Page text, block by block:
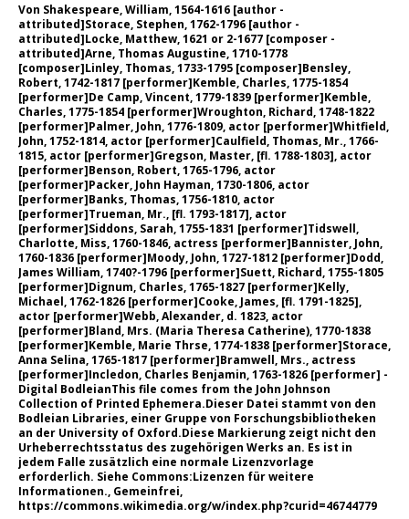
Von Shakespeare, William, 1564-1616 [author -
attributed]Storace, Stephen, 1762-1796 [author -
attributed]Locke, Matthew, 1621 or 2-1677 [composer -
attributed]Arne, Thomas Augustine, 1710-1778
[composer]Linley, Thomas, 1733-1795 [composer]Bensley,
Robert, 1742-1817 [performer]Kemble, Charles, 1775-1854
[performer]De Camp, Vincent, 1779-1839 [performer]Kemble,
Charles, 1775-1854 [performer]Wroughton, Richard, 1748-1822
[performer]Palmer, John, 1776-1809, actor [performer]Whitfield,
John, 1752-1814, actor [performer]Caulfield, Thomas, Mr., 1766-
1815, actor [performer]Gregson, Master, [fl. 1788-1803], actor
[performer]Benson, Robert, 1765-1796, actor
[performer]Packer, John Hayman, 1730-1806, actor
[performer]Banks, Thomas, 1756-1810, actor
[performer]Trueman, Mr., [fl. 1793-1817], actor
[performer]Siddons, Sarah, 1755-1831 [performer]Tidswell,
Charlotte, Miss, 1760-1846, actress [performer]Bannister, John,
1760-1836 [performer]Moody, John, 1727-1812 [performer]Dodd,
James William, 1740?-1796 [performer]Suett, Richard, 1755-1805
[performer]Dignum, Charles, 1765-1827 [performer]Kelly,
Michael, 1762-1826 [performer]Cooke, James, [fl. 1791-1825],
actor [performer]Webb, Alexander, d. 1823, actor
[performer]Bland, Mrs. (Maria Theresa Catherine), 1770-1838
[performer]Kemble, Marie Thrse, 1774-1838 [performer]Storace,
Anna Selina, 1765-1817 [performer]Bramwell, Mrs., actress
[performer]Incledon, Charles Benjamin, 1763-1826 [performer] -
Digital BodleianThis file comes from the John Johnson
Collection of Printed Ephemera.Dieser Datei stammt von den
Bodleian Libraries, einer Gruppe von Forschungsbibliotheken
an der University of Oxford.Diese Markierung zeigt nicht den
Urheberrechtsstatus des zugehörigen Werks an. Es ist in
jedem Falle zusätzlich eine normale Lizenzvorlage
erforderlich. Siehe Commons:Lizenzen für weitere
Informationen., Gemeinfrei,
https://commons.wikimedia.org/w/index.php?curid=46744779